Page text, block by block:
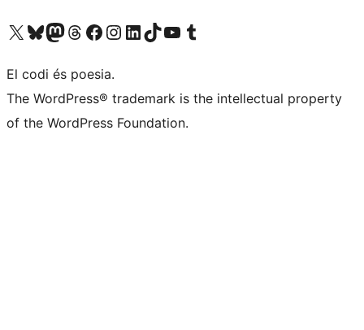
Visiteu el nostre compte X (abans Twitter)
Visiteu el nostre compte de Bluesky
Visiteu el nostre compte al Mastodon
Visiteu el nostre compte de Threads
Visiteu la nostra pàgina al Facebook
Visiteu el nostre compte d'Instagram
Visiteu el nostre compte de LinkedIn
Visiteu el nostre compte de TikTok
Visiteu el nostre canal al YouTube
Visiteu el nostre compte de Tumblr
El codi és poesia.
The WordPress® trademark is the intellectual property
of the WordPress Foundation.